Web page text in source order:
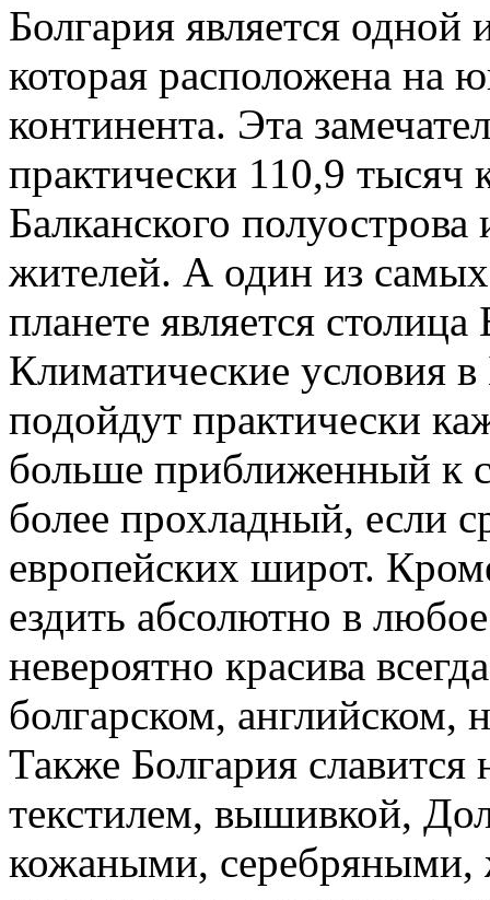
Болгария является
которая расположена на
континента. Эта
практически 110,9 тысяч
Балканского
жителей. А один из
планете является
Климатические условия
подойдут практически
больше приближенный к
более прохладный, если
европейских широт.
ездить абсолютно в
невероятно красива
болгарском, английском,
Также Болгария
текстилем, вышивкой,
кожаными,